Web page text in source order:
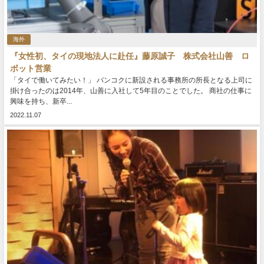
海外
『女性初、タイの現地法人に赴任』藤原誠子 株式会社山善 ロ
ボット営業
「タイで働いてみたい！」 バンコクに新設される事務所の所長となる上司に
掛け合ったのは2014年、山善に入社して5年目のことでした。 商社の仕事に
興味を持ち、新卒...
2022.11.07